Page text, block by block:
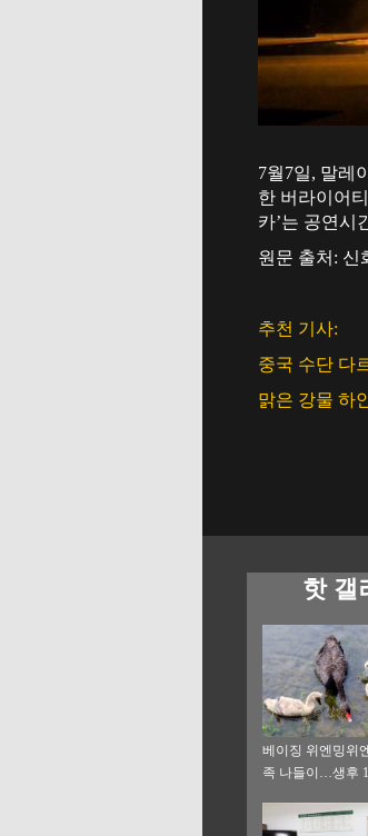
7월7일, 말레
한 버라이어
카’는 공연시
원문 출처: 신
추천 기사:
중국 수단 다
맑은 강물 하
핫 갤
베이징 위엔밍위
족 나들이…생후